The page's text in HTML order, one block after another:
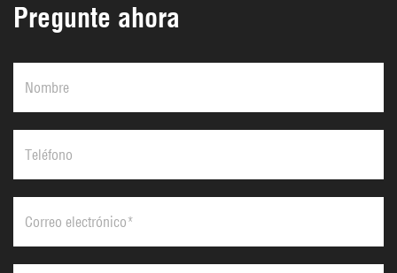
Pregunte ahora